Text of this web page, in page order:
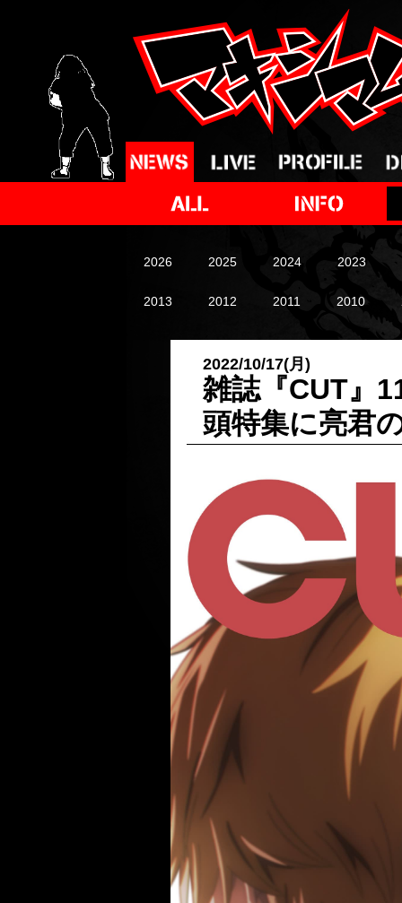
2026 2025 2024 2023
2013 2012 2011 2010
2022/10/17(月)
雑誌『CUT』
頭特集に亮君